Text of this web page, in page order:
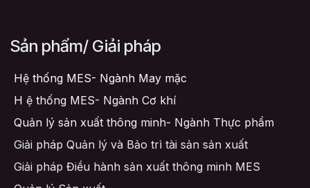
Sản phẩm/ Giải pháp
Hệ thống MES- Ngành May mặc
H ệ thống MES- Ngành Cơ khí
Quản lý sản xuất thông minh- Ngành Thực phẩm
Giải pháp Quản lý và Bảo trì tài sản sản xuất
Giải pháp Điều hành sản xuất thông minh MES